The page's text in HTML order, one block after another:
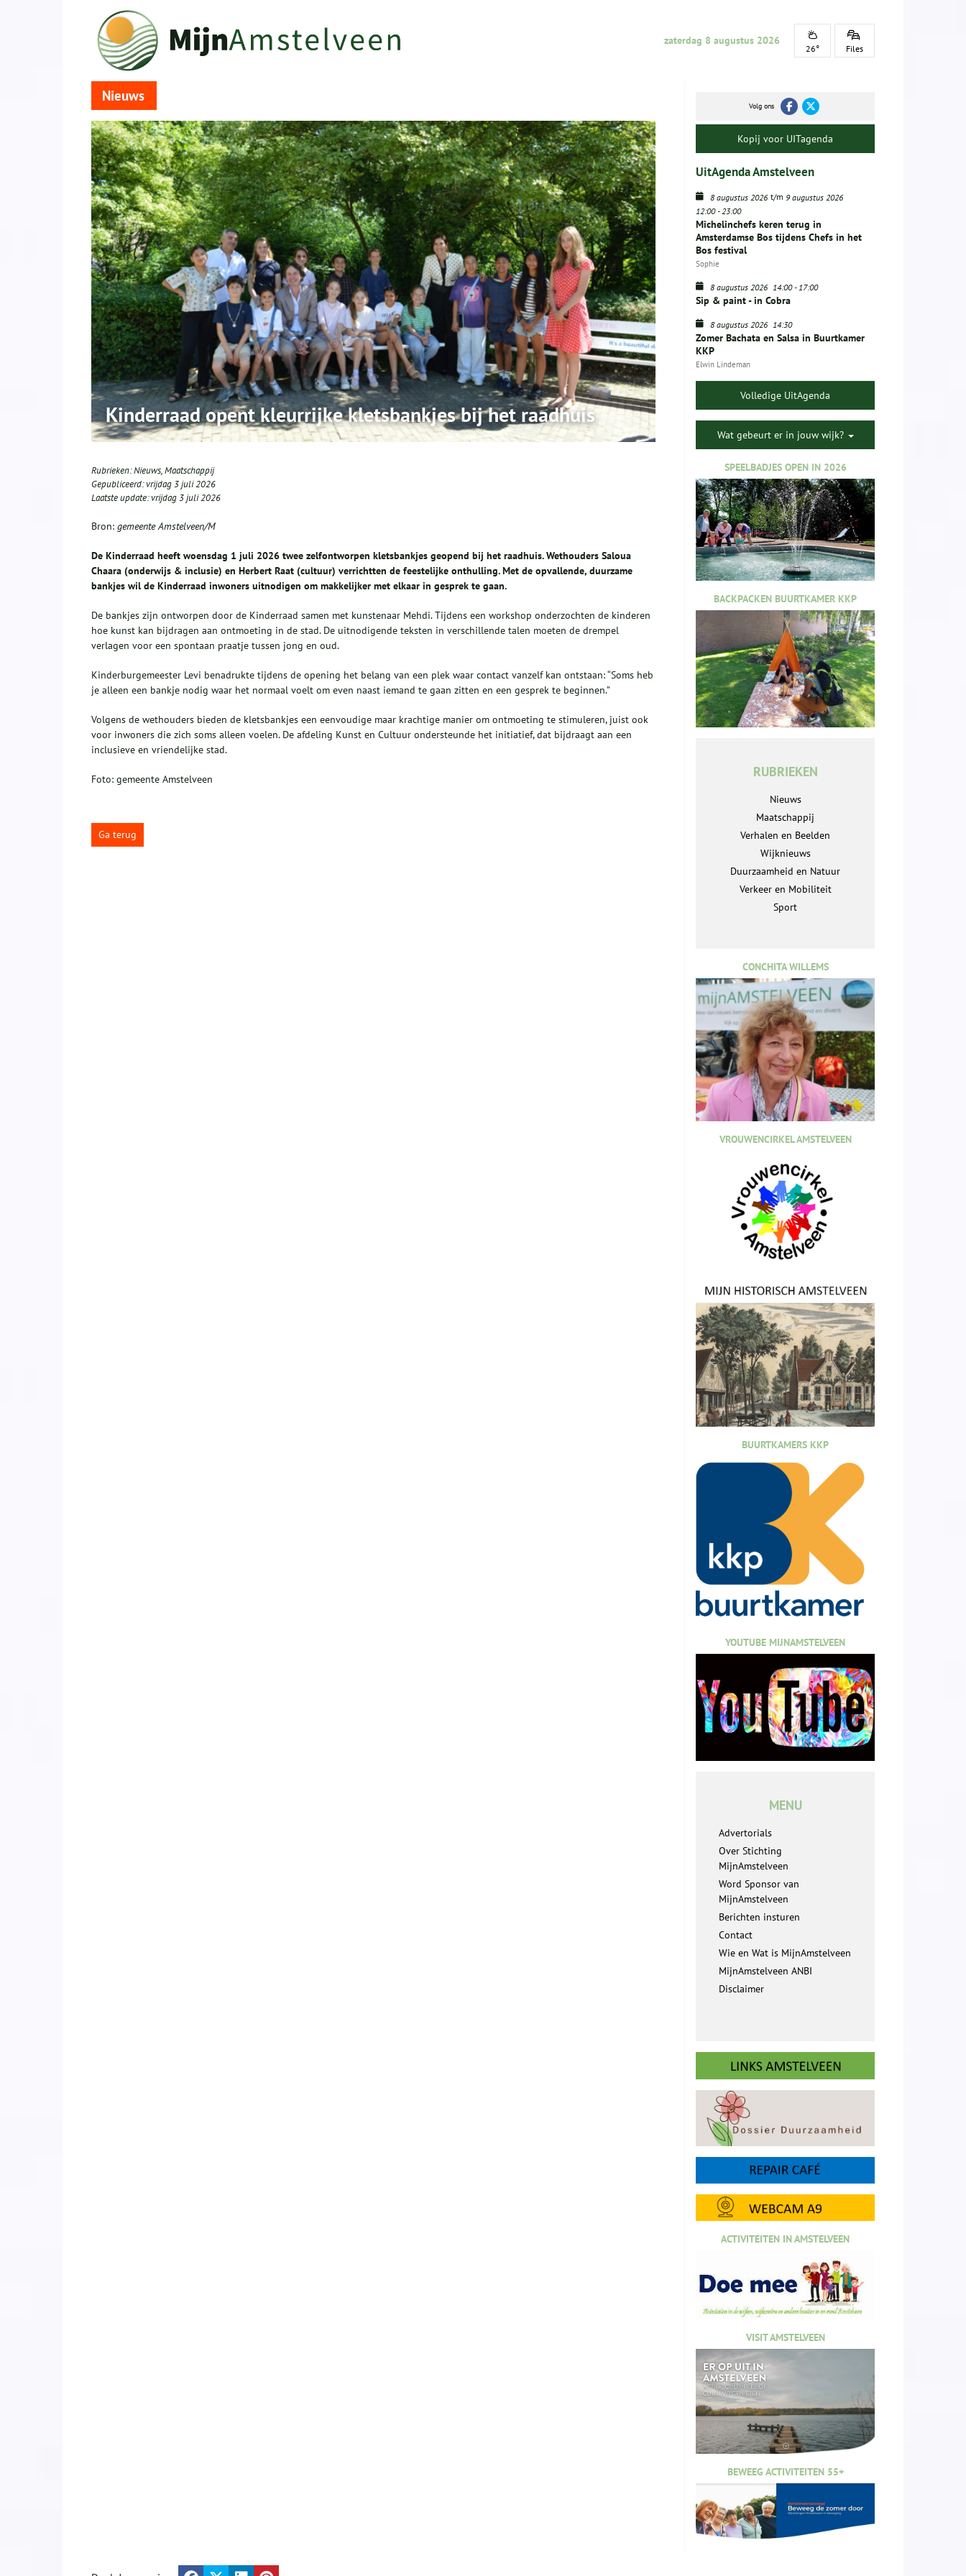
zaterdag 8 augustus 2026
26° Files
Nieuws
Kinderraad opent kleurrijke kletsbankjes bij het raadhuis
Rubrieken:Nieuws,Maatschappij
Gepubliceerd:vrijdag 3 juli 2026
Laatste update:vrijdag 3 juli 2026
Bron: gemeente Amstelveen/M
De Kinderraad heeft woensdag 1 juli 2026 twee zelfontworpen kletsbankjes geopend bij het raadhuis. Wethouders Saloua
Chaara (onderwijs & inclusie) en Herbert Raat (cultuur) verrichtten de feestelijke onthulling. Met de opvallende, duurzame
bankjes wil de Kinderraad inwoners uitnodigen om makkelijker met elkaar in gesprek te gaan.
De bankjes zijn ontworpen door de Kinderraad samen met kunstenaar Mehdi. Tijdens een workshop onderzochten de kinderen
hoe kunst kan bijdragen aan ontmoeting in de stad. De uitnodigende teksten in verschillende talen moeten de drempel
verlagen voor een spontaan praatje tussen jong en oud.
Kinderburgemeester Levi benadrukte tijdens de opening het belang van een plek waar contact vanzelf kan ontstaan: “Soms heb
je alleen een bankje nodig waar het normaal voelt om even naast iemand te gaan zitten en een gesprek te beginnen.”
Volgens de wethouders bieden de kletsbankjes een eenvoudige maar krachtige manier om ontmoeting te stimuleren, juist ook
voor inwoners die zich soms alleen voelen. De afdeling Kunst en Cultuur ondersteunde het initiatief, dat bijdraagt aan een
inclusieve en vriendelijke stad.
Foto: gemeente Amstelveen
Ga terug
Volg ons
Kopij voor UITagenda
UitAgenda Amstelveen
8 augustus 2026 t/m 9 augustus 2026
12:00-23:00
Michelinchefs keren terug in
Amsterdamse Bos tijdens Chefs in het
Bos festival
Sophie
8 augustus 2026 14:00-17:00
Sip & paint - in Cobra
8 augustus 2026 14:30
Zomer Bachata en Salsa in Buurtkamer
KKP
Elwin Lindeman
Volledige UitAgenda
Wat gebeurt er in jouw wijk?
SPEELBADJES OPEN IN 2026
BACKPACKEN BUURTKAMER KKP
RUBRIEKEN
Nieuws
Maatschappij
Verhalen en Beelden
Wijknieuws
Duurzaamheid en Natuur
Verkeer en Mobiliteit
Sport
CONCHITA WILLEMS
VROUWENCIRKEL AMSTELVEEN
BUURTKAMERS KKP
YOUTUBE MIJNAMSTELVEEN
MENU
Advertorials
Over Stichting
MijnAmstelveen
Word Sponsor van
MijnAmstelveen
Berichten insturen
Contact
Wie en Wat is MijnAmstelveen
MijnAmstelveen ANBI
Disclaimer
ACTIVITEITEN IN AMSTELVEEN
VISIT AMSTELVEEN
BEWEEG ACTIVITEITEN 55+